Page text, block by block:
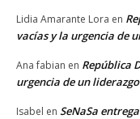
Lidia Amarante Lora en
vacías y la urgencia de
Ana fabian en República
urgencia de un
Isabel en SeNaSa